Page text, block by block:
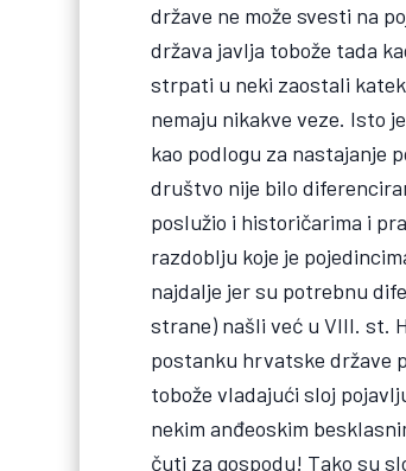
države ne može svesti na
država javlja tobože tada
strpati u neki zaostali
nemaju nikakve veze. Isto
kao podlogu za nastajanje
društvo nije bilo
poslužio i historičarima i
razdoblju koje je
najdalje jer su potrebnu
strane) našli već u VIII. st.
postanku hrvatske države
tobože vladajući sloj
nekim anđeoskim
čuti za gospodu! Tako su